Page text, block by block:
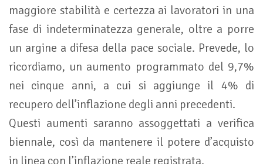
maggiore stabilità e certezza ai lavoratori in una
fase di indeterminatezza generale, oltre a porre
un argine a difesa della pace sociale. Prevede, lo
ricordiamo, un aumento programmato del 9,7%
nei cinque anni, a cui si aggiunge il 4% di
recupero dell’inflazione degli anni precedenti.
Questi aumenti saranno assoggettati a verifica
biennale, così da mantenere il potere d’acquisto
in linea con l’inflazione reale registrata.